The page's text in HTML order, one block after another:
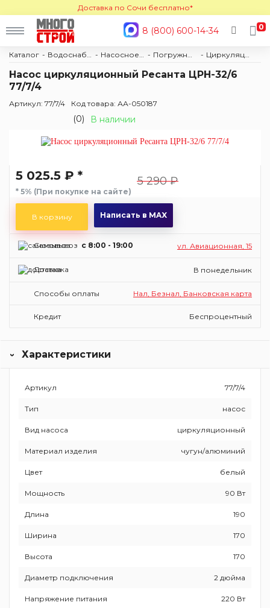
Доставка по Сочи бесплатно*
8 (800) 600-14-34 0
Каталог
Насос циркуляционный Ресанта ЦРН-32/6
77/7/4
Артикул: 77/7/4 Код товара: АА-050187
(0) В наличии
5 025.5 ₽ *
* 5% (При покупке на сайте)
5 290 ₽
В корзину Написать в MAX
Самовывоз c 8:00 - 19:00 ул. Авиационная, 15
Доставка В понедельник
Способы оплаты Нал, Безнал, Банковская карта
Кредит Беспроцентный
Характеристики
Артикул 77/7/4
Тип насос
Вид насоса циркуляционный
Материал изделия чугун/алюминий
Цвет белый
Мощность 90 Вт
Длина 190
Ширина 170
Высота 170
Диаметр подключения 2 дюйма
Напряжение питания 220 Вт